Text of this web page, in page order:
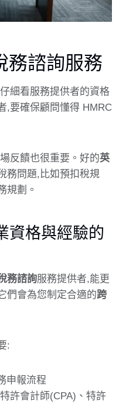
務諮詢服務
細看服務提供者的資格
,要確保顧問懂得 HMRC
反饋也很重要。好的英
務問題,比如預扣稅規
規劃。
資格與經驗的
務諮詢服務提供者,能更
們會為您制定合適的跨
:
申報流程
許會計師(CPA)、特許